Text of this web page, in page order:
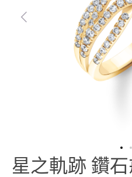
星之軌跡 鑽石